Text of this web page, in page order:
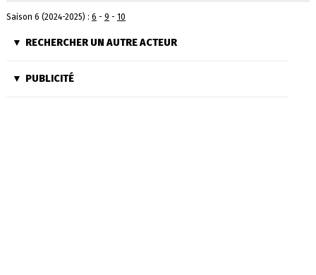
Saison 6 (2024-2025) : 6 - 9 - 10
RECHERCHER UN AUTRE ACTEUR
PUBLICITÉ